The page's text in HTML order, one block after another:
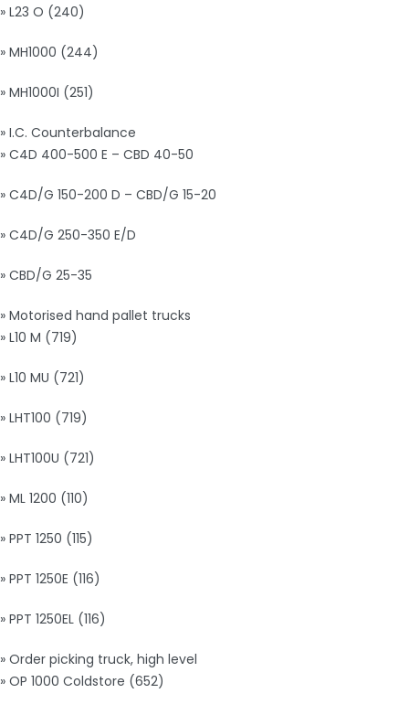
» L23 O (240)
» MH1000 (244)
» MH1000I (251)
» I.C. Counterbalance
» C4D 400-500 E – CBD 40-50
» C4D/G 150-200 D – CBD/G 15-20
» C4D/G 250-350 E/D
» CBD/G 25-35
» Motorised hand pallet trucks
» L10 M (719)
» L10 MU (721)
» LHT100 (719)
» LHT100U (721)
» ML 1200 (110)
» PPT 1250 (115)
» PPT 1250E (116)
» PPT 1250EL (116)
» Order picking truck, high level
» OP 1000 Coldstore (652)